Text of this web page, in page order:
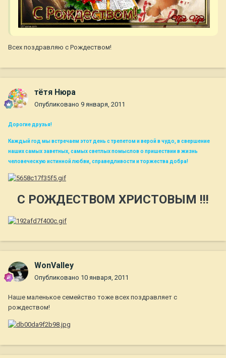
Всех поздравляю с Рождеством!
тётя Нюра
Опубликовано 9 января, 2011
Дорогие друзья!
Каждый год мы встречаем этот день с трепетом и верой в чудо, в свершение
наших самых заветных, самых светлых помыслов о пришествии в жизнь
человеческую истинной любви, справедливости и торжества добра!
С РОЖДЕСТВОМ ХРИСТОВЫМ !!!
WonValley
Опубликовано 10 января, 2011
Наше маленькое семейство тоже всех поздравляет с
рождеством!